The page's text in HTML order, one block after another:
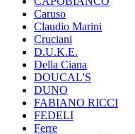
Caruso
Claudio Marini
Cruciani
D.U.K.E.
Della Ciana
DOUCAL'S
DUNO
FABIANO RICCI
FEDELI
Ferre